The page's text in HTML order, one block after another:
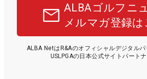
ALBAゴルフニ
メルマガ登録は
ALBA NetはR&Aのオフィシャルデジタル
USLPGAの日本公式サイトパートナ